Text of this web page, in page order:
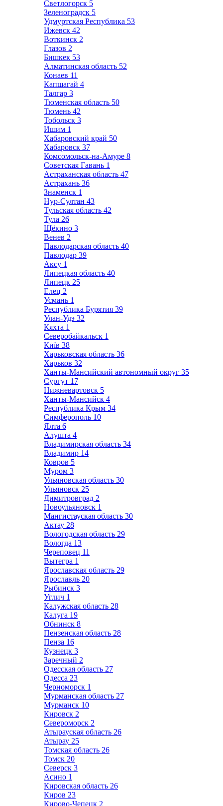
Светлогорск 5
Зеленоградск 5
Удмуртская Республика 53
Ижевск 42
Воткинск 2
Глазов 2
Бишкек 53
Алматинская область 52
Конаев 11
Капшагай 4
Талгар 3
Тюменская область 50
Тюмень 42
Тобольск 3
Ишим 1
Хабаровский край 50
Хабаровск 37
Комсомольск-на-Амуре 8
Советская Гавань 1
Астраханская область 47
Астрахань 36
Знаменск 1
Нур-Султан 43
Тульская область 42
Тула 26
Щёкино 3
Венев 2
Павлодарская область 40
Павлодар 39
Аксу 1
Липецкая область 40
Липецк 25
Елец 2
Усмань 1
Республика Бурятия 39
Улан-Удэ 32
Кяхта 1
Северобайкальск 1
Київ 38
Харьковская область 36
Харьков 32
Ханты-Мансийский автономный округ 35
Сургут 17
Нижневартовск 5
Ханты-Мансийск 4
Республика Крым 34
Симферополь 10
Ялта 6
Алушта 4
Владимирская область 34
Владимир 14
Ковров 5
Муром 3
Ульяновская область 30
Ульяновск 25
Димитровград 2
Новоульяновск 1
Мангистауская область 30
Актау 28
Вологодская область 29
Вологда 13
Череповец 11
Вытегра 1
Ярославская область 29
Ярославль 20
Рыбинск 3
Углич 1
Калужская область 28
Калуга 19
Обнинск 8
Пензенская область 28
Пенза 16
Кузнецк 3
Заречный 2
Одесская область 27
Одесса 23
Черноморск 1
Мурманская область 27
Мурманск 10
Кировск 2
Североморск 2
Атырауская область 26
Атырау 25
Томская область 26
Томск 20
Северск 3
Асино 1
Кировская область 26
Киров 23
Кирово-Чепецк 2